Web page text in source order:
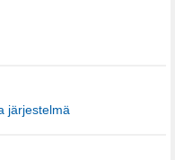
järjestelmä